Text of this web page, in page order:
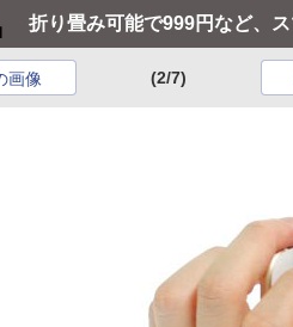
折り畳み可能で999円など、
画像 (2/7)